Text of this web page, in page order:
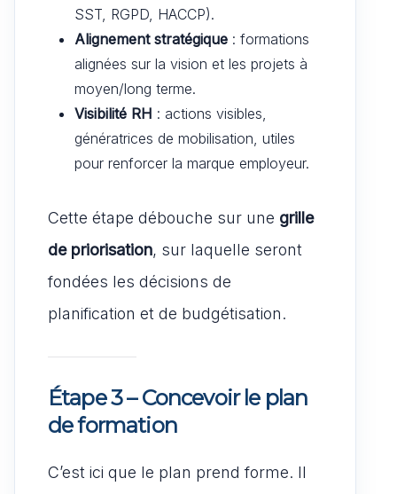
SST, RGPD, HACCP).
Alignement stratégique : formations
alignées sur la vision et les projets à
moyen/long terme.
Visibilité RH : actions visibles,
génératrices de mobilisation, utiles
pour renforcer la marque employeur.
Cette étape débouche sur une grille
de priorisation, sur laquelle seront
fondées les décisions de
planification et de budgétisation.
Étape 3 – Concevoir le plan
de formation
C’est ici que le plan prend forme. Il